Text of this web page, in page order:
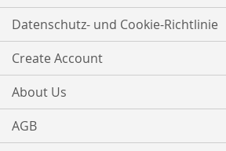
Newsletter
an:
Datenschutz- und Cookie-Richtlinie
Create Account
About Us
AGB